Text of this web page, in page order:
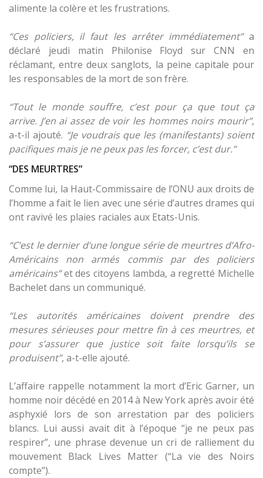
alimente la colère et les frustrations.
“Ces policiers, il faut les arrêter immédiatement”a
déclaré jeudi matin Philonise Floyd sur CNN en
réclamant, entre deux sanglots, la peine capitale pour
les responsables de la mort de son frère.
“Tout le monde souffre, c’est pour ça que tout ça
arrive. J’en ai assez de voir les hommes noirs mourir”,
a-t-il ajouté. “Je voudrais que les (manifestants) soient
pacifiques mais je ne peux pas les forcer, c’est dur.”
“DES MEURTRES”
Comme lui, la Haut-Commissaire de l’ONU aux droits de
l’homme a fait le lien avec une série d’autres drames qui
ont ravivé les plaies raciales aux Etats-Unis.
“C’est le dernier d’une longue série de meurtres d’Afro-
Américains non armés commis par des policiers
américains”et des citoyens lambda, a regretté Michelle
Bachelet dans un communiqué.
“Les autorités américaines doivent prendre des
mesures sérieuses pour mettre fin à ces meurtres, et
pour s’assurer que justice soit faite lorsqu’ils se
produisent”, a-t-elle ajouté.
L’affaire rappelle notamment la mort d’Eric Garner, un
homme noir décédé en 2014 à New York après avoir été
asphyxié lors de son arrestation par des policiers
blancs. Lui aussi avait dit à l’époque “je ne peux pas
respirer”, une phrase devenue un cri de ralliement du
mouvement Black Lives Matter (“La vie des Noirs
compte”).